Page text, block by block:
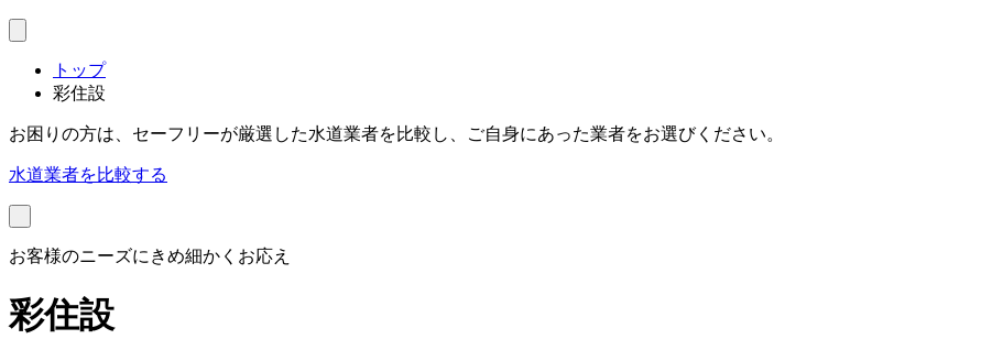
トップ
彩住設
お困りの方は、セーフリーが厳選した水道業者を比較し、ご自身にあった業者をお選びください。
水道業者を比較する
お客様のニーズにきめ細かくお応え
彩住設